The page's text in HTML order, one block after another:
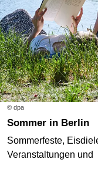
© dpa
Sommer in Berlin
Sommerfeste,
Veranstaltungen und